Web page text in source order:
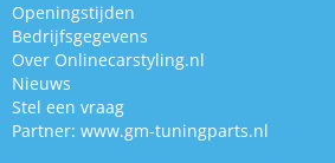
Openingstijden
Bedrijfsgegevens
Over Onlinecarstyling.nl
Nieuws
Stel een vraag
Partner: www.gm-tuningparts.nl